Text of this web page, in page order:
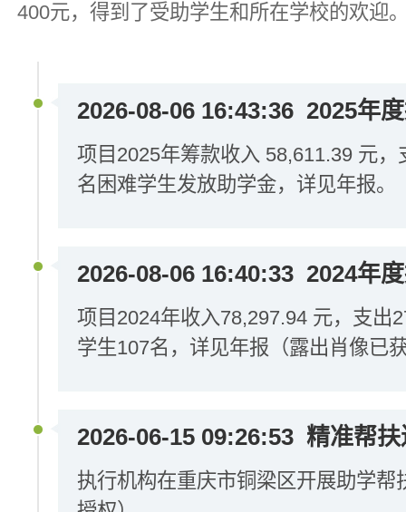
400元，得到了受助学生和所在学校的欢迎
2026-08-06 16:43:36 2025年
项目2025年筹款收入 58,611.39 元
名困难学生发放助学金，详见年报。
2026-08-06 16:40:33 2024年
项目2024年收入78,297.94 元，支出
学生107名，详见年报（露出肖像已
2026-06-15 09:26:53 精准帮
执行机构在重庆市铜梁区开展助学帮